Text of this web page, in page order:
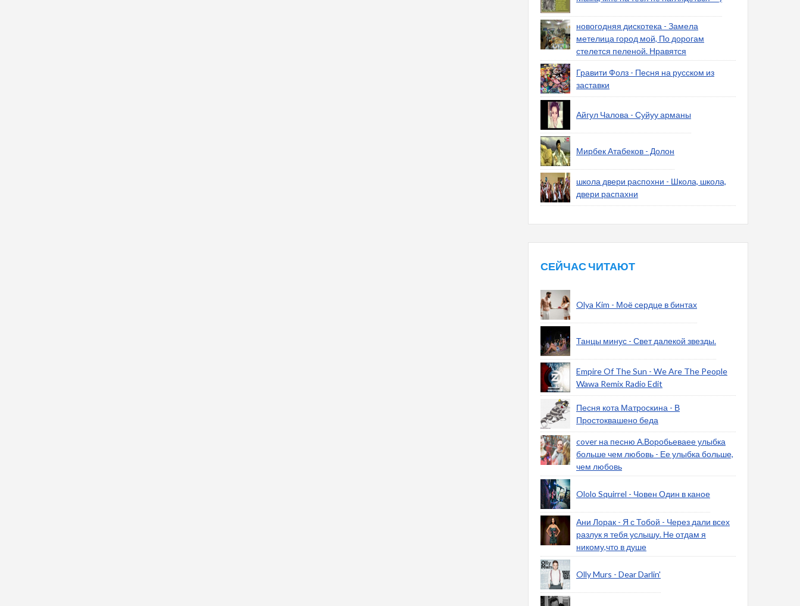
новогодняя дискотека - Замела
метелица город мой, По дорогам
стелется пеленой. Нравятся
Гравити Фолз - Песня на русском из
заставки
Айгул Чалова - Суйуу арманы
Мирбек Атабеков - Долон
школа двери распохни - Школа, школа,
двери распахни
СЕЙЧАС ЧИТАЮТ
Olya Kim - Моё сердце в бинтах
Танцы минус - Свет далекой звезды.
Empire Of The Sun - We Are The People
Wawa Remix Radio Edit
Песня кота Матроскина - В
Простоквашено беда
cover на песню А.Воробьеваее улыбка
больше чем любовь - Ее улыбка больше,
чем любовь
Ololo Squirrel - Човен Один в каное
Ани Лорак - Я с Тобой - Через дали всех
разлук я тебя услышу. Не отдам я
никому,что в душе
Olly Murs - Dear Darlin'